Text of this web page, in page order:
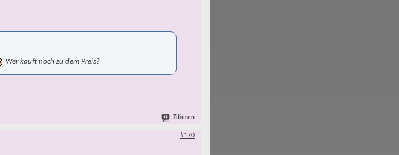
Wer kauft noch zu dem Preis?
Zitieren
#170